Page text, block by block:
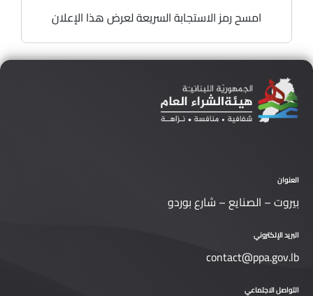
امسح رمز الاستجابة السريعة لعرض هذا الإعلان
العنوان
بيروت – الصنايع – شارع بوردو
البريد الإلكتروني
contact@ppa.gov.lb
التواصل الاجتماعي